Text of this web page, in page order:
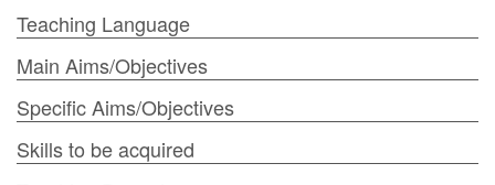
Teaching Language
Main Aims/Objectives
Specific Aims/Objectives
Skills to be acquired